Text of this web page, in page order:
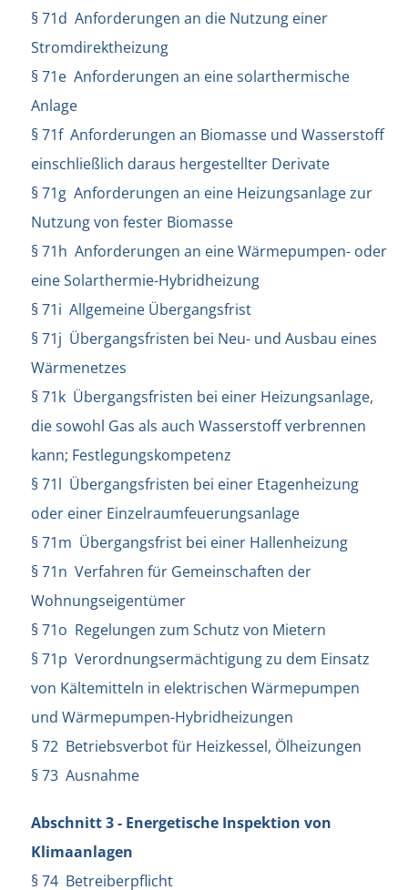
§ 71d Anforderungen an die Nutzung einer
Stromdirektheizung
§ 71e Anforderungen an eine solarthermische
Anlage
§ 71f Anforderungen an Biomasse und Wasserstoff
einschließlich daraus hergestellter Derivate
§ 71g Anforderungen an eine Heizungsanlage zur
Nutzung von fester Biomasse
§ 71h Anforderungen an eine Wärmepumpen- oder
eine Solarthermie-Hybridheizung
§ 71i Allgemeine Übergangsfrist
§ 71j Übergangsfristen bei Neu- und Ausbau eines
Wärmenetzes
§ 71k Übergangsfristen bei einer Heizungsanlage,
die sowohl Gas als auch Wasserstoff verbrennen
kann; Festlegungskompetenz
§ 71l Übergangsfristen bei einer Etagenheizung
oder einer Einzelraumfeuerungsanlage
§ 71m Übergangsfrist bei einer Hallenheizung
§ 71n Verfahren für Gemeinschaften der
Wohnungseigentümer
§ 71o Regelungen zum Schutz von Mietern
§ 71p Verordnungsermächtigung zu dem Einsatz
von Kältemitteln in elektrischen Wärmepumpen
und Wärmepumpen-Hybridheizungen
§ 72 Betriebsverbot für Heizkessel, Ölheizungen
§ 73 Ausnahme
Abschnitt 3 - Energetische Inspektion von
Klimaanlagen
§ 74 Betreiberpflicht